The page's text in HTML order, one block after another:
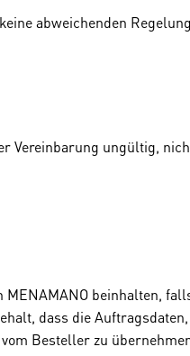
abweichenden
Vereinbarung ungültig,
MENAMANO beinhalten,
dass die
Besteller zu